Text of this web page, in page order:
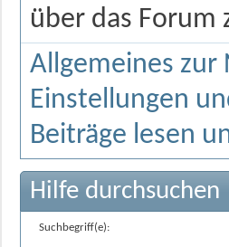
über das Forum
Allgemeines zur
Einstellungen
Beiträge lesen
Hilfe durchsuchen
Suchbegriff(e):